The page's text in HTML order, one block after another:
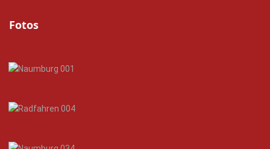
Fotos